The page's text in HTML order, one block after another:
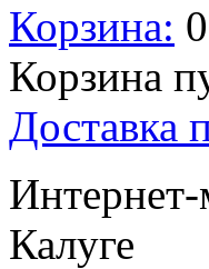
Корзина:
Корзина
Доставка
Интернет-
Калуге